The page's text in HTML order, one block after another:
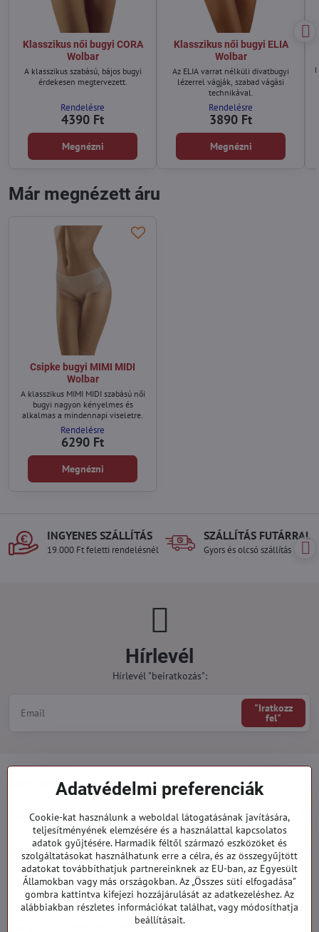
Klasszikus női bugyi CORA
Wolbar
A klasszikus szabású, bájos bugyi
érdekesen megtervezett.
Rendelésre
4390 Ft
Megnézni
Klasszikus női bugyi ELIA
Wolbar
Az ELIA varrat nélküli divatbugyi
lézerrel vágják, szabad vágási
technikával.
Rendelésre
3890 Ft
Megnézni
Már megnézett áru
Csipke bugyi MIMI MIDI
Wolbar
A klasszikus MIMI MIDI szabású női
bugyi nagyon kényelmes és
alkalmas a mindennapi viseletre.
Rendelésre
6290 Ft
Megnézni
INGYENES SZÁLLÍTÁS
19.000 Ft feletti rendelésnél
SZÁLLÍTÁS FUTÁRRAL
Gyors és olcsó szállítás
Hírlevél
Hírlevél "beiratkozás":
"Iratkozz
fel"
Minden a vásárlásról
Megrendelések
Kategóriák
919 060 751
Hétfő - Péntek: 09:00 - 15:00 hod.
Adatvédelmi preferenciák
Cookie-kat használunk a weboldal látogatásának javítására,
teljesítményének elemzésére és a használattal kapcsolatos
adatok gyűjtésére. Harmadik féltől származó eszközöket és
szolgáltatásokat használhatunk erre a célra, és az összegyűjtött
adatokat továbbíthatjuk partnereinknek az EU-ban, az Egyesült
Államokban vagy más országokban. Az „Összes süti elfogadása"
gombra kattintva kifejezi hozzájárulását az adatkezeléshez. Az
alábbiakban részletes információkat találhat, vagy módosíthatja
beállításait.